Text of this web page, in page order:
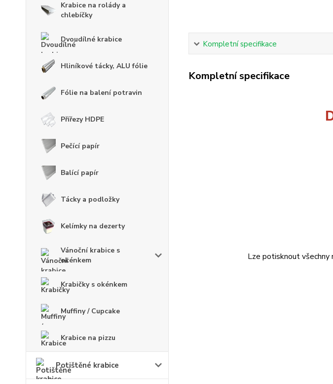
Krabice na rolády a
chlebíčky
Dvoudílné krabice
Hliníkové tácky, ALU fólie
Fólie na balení potravin
Přířezy HDPE
Pečící papír
Balící papír
Tácky a podložky
Kelímky na dezerty
Vánoční krabice s
okénkem
Krabičky s okénkem
Muffiny / Cupcake
Krabice na pizzu
Potištěné krabice
Kompletní specifikace
Kompletní specifikace
Lze potisknout všechny